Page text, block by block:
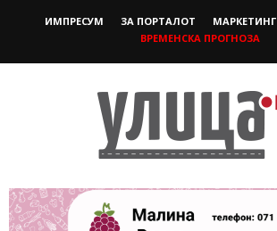
ИМПРЕСУМ ЗА ПОРТАЛОТ МАРКЕТИНГ
ВРЕМЕНСКА ПРОГНОЗА